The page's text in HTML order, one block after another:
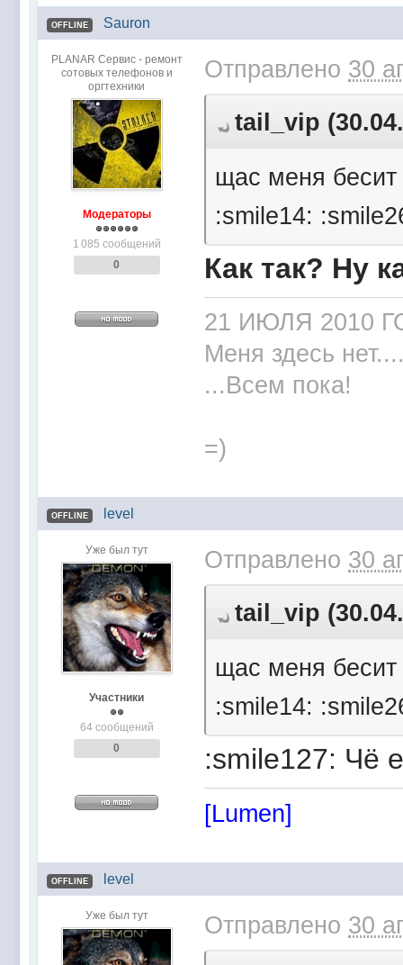
OFFLINE Sauron
PLANAR Сервис - ремонт
сотовых телефонов и
оргтехники
Модераторы
1 085 сообщений
0
Отправлено 30
tail_vip
щас меня
:smile14:
Как так? Ну
21 ИЮЛЯ 2010
Меня здесь
...Всем пока!
=)
OFFLINE level
Уже был тут
Участники
64 сообщений
0
Отправлено 30
tail_vip
щас меня
:smile14:
:smile127: Чё
[Lumen]
OFFLINE level
Уже был тут Отправлено 30